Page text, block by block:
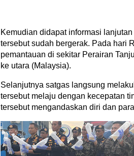
Kemudian didapat informasi
tersebut sudah bergerak. Pada hari
pemantauan di sekitar Perairan
ke utara (Malaysia).
Selanjutnya satgas langsung
tersebut melaju dengan kecepatan
tersebut mengandaskan diri dan